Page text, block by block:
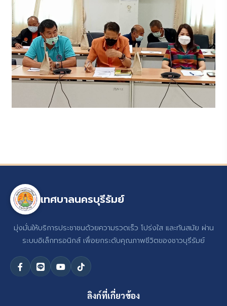
เทศบาลนครบุรีรัมย์
มุ่งมั่นให้บริการประชาชนด้วยความรวดเร็ว โปร่งใส และทันสมัย ผ่าน
ระบบอิเล็กทรอนิกส์ เพื่อยกระดับคุณภาพชีวิตของชาวบุรีรัมย์
ลิงก์ที่เกี่ยวข้อง